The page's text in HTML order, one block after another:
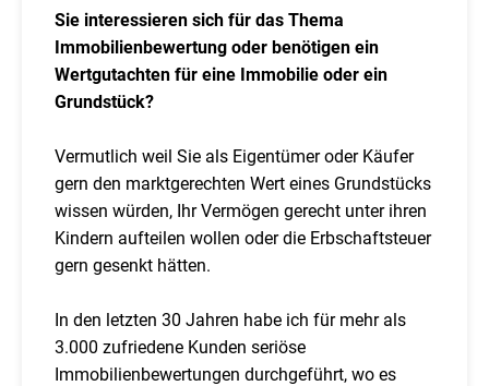
Sie interessieren sich für das Thema
Immobilienbewertung oder benötigen ein
Wertgutachten für eine Immobilie oder ein
Grundstück?
Vermutlich weil Sie als Eigentümer oder Käufer
gern den marktgerechten Wert eines Grundstücks
wissen würden, Ihr Vermögen gerecht unter ihren
Kindern aufteilen wollen oder die Erbschaftsteuer
gern gesenkt hätten.
In den letzten 30 Jahren habe ich für mehr als
3.000 zufriedene Kunden seriöse
Immobilienbewertungen durchgeführt, wo es